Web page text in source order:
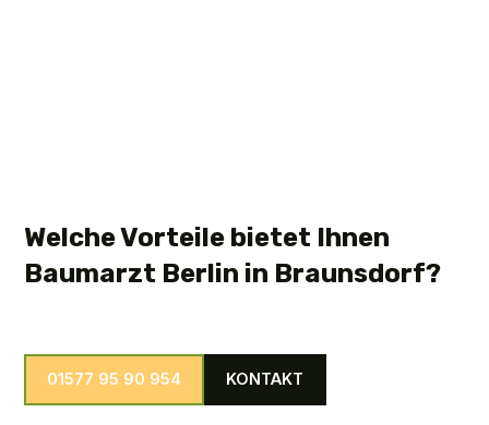
Welche Vorteile bietet Ihnen
Baumarzt Berlin in Braunsdorf?
01577 95 90 954 KONTAKT